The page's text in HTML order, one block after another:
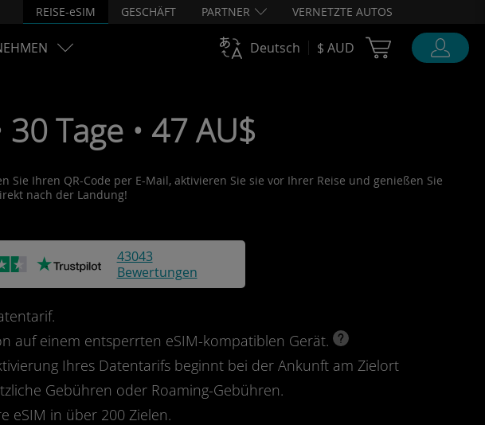
REISE-eSIM GESCHÄFT PARTNER VERNETZTE AUTOS
Deutsch $ AUD Cart Ubigi
30 Tage • 47 AU$
Ihren QR-Code per E-Mail, aktivieren Sie sie vor Ihrer Reise und genießen Sie
nach der Landung!
43043
Bewertungen
auf einem entsperrten eSIM-kompatiblen Gerät.
Ihres Datentarifs beginnt bei der Ankunft am Zielort
Gebühren oder Roaming-Gebühren.
eSIM in über 200 Zielen.